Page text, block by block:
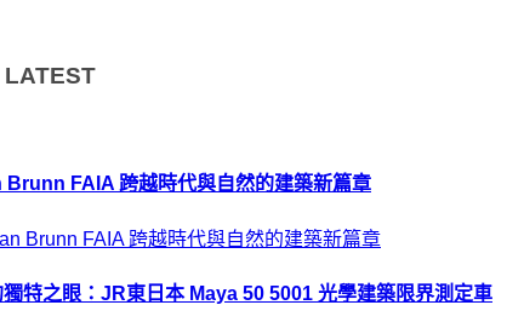
LATEST
Brunn FAIA 跨越時代與自然的建築新篇章
特之眼：JR東日本 Maya 50 5001 光學建築限界測定車